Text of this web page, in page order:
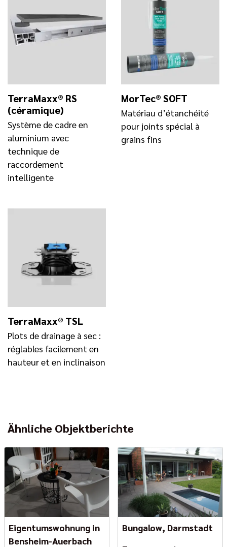
TerraMaxx® RS
(céramique)
Système de cadre en
aluminium avec
technique de
raccordement
intelligente
MorTec® SOFT
Matériau d’étanchéité
pour joints spécial à
grains fins
TerraMaxx® TSL
Plots de drainage à sec :
réglables facilement en
hauteur et en inclinaison
Ähnliche Objektberichte
Eigentumswohnung in
Bensheim-Auerbach
Bungalow, Darmstadt